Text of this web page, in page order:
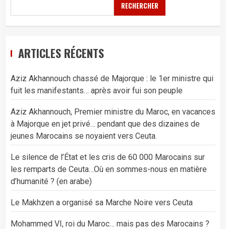
RECHERCHER
ARTICLES RÉCENTS
Aziz Akhannouch chassé de Majorque : le 1er ministre qui
fuit les manifestants… après avoir fui son peuple
Aziz Akhannouch, Premier ministre du Maroc, en vacances
à Majorque en jet privé… pendant que des dizaines de
jeunes Marocains se noyaient vers Ceuta.
Le silence de l’État et les cris de 60 000 Marocains sur
les remparts de Ceuta…Où en sommes-nous en matière
d’humanité ? (en arabe)
Le Makhzen a organisé sa Marche Noire vers Ceuta
Mohammed VI, roi du Maroc… mais pas des Marocains ?